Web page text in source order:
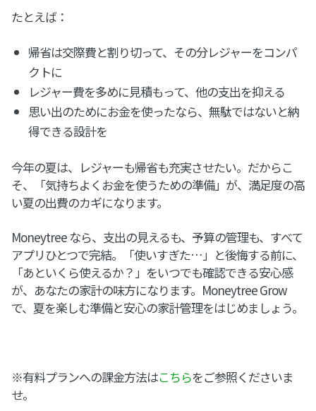
たとえば：
帰省は交際費と割り切って、その分レジャーをコンパ
クトに
レジャー費を多めに見積もって、他の支出を抑える
思い出のためにお金を使ったなら、無駄ではないと納
得できる設計を
今年の夏は、レジャーも帰省も充実させたい。だからこ
そ、「気持ちよくお金を使うための準備」が、満足度の高
い夏の出費のカギになります。
Moneytree なら、支出の見えるも、予算の管理も、すべて
アプリひとつで完結。「使いすぎた…」と後悔する前に、
「あといくら使えるか？」をいつでも確認できる安心感
が、あなたの家計の味方になります。Moneytree Grow
で、夏を楽しむ準備と安心の家計管理をはじめましょう。
※有料プランへの課金方法はこちらをご参照くださいま
せ。